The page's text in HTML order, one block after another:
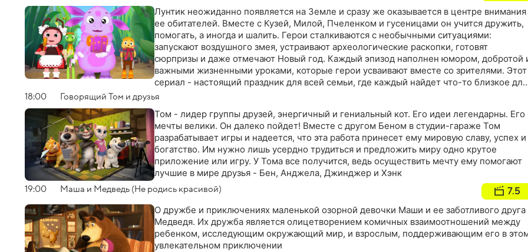
Лунтик неожиданно появляется на Земле и сразу же оказывается в центре внимания
ее обитателей. Вместе с Кузей, Милой, Пчеленком и гусеницами он учится дружить,
помогать, а иногда и шалить. Герои сталкиваются с необычными ситуациями:
запускают воздушного змея, устраивают археологические раскопки, готовят
сюрпризы и даже отмечают Новый год. Каждый эпизод наполнен юмором, добротой
важными жизненными уроками, которые герои усваивают вместе со зрителями. Этот
сериал - настоящий праздник для всей семьи, где каждый найдет что-то близкое для
себя
18:00 Говорящий Том и друзья
Том - лидер группы друзей, энергичный и гениальный кот. Его идеи легендарны. Его
мечты велики. Он далеко пойдет! Вместе с другом Беном в студии-гараже Том
разрабатывает игры и надеется, что эта работа принесет ему мировую славу, успех и
богатство. Им нужно лишь усердно трудиться и предложить миру одно крутое
приложение или игру. У Тома все получится, ведь осуществить мечту ему помогают
лучшие в мире друзья - Бен, Анджела, Джинджер и Хэнк
19:00 Маша и Медведь (Не родись красивой) 7.5
О дружбе и приключениях маленькой озорной девочки Маши и ее заботливого друга
Медведя. Их дружба является олицетворением комичных взаимоотношений между
ребенком, исследующим окружающий мир, и взрослым, поддерживающим его в
увлекательном приключении